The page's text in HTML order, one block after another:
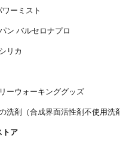
ーミスト
ン バルセロナプロ
リカ
ーウォーキンググッズ
洗剤（合成界面活性剤不使用洗剤
トア